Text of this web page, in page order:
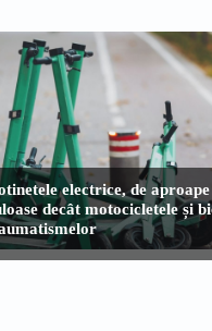
electrice, de
decât motocicletele și